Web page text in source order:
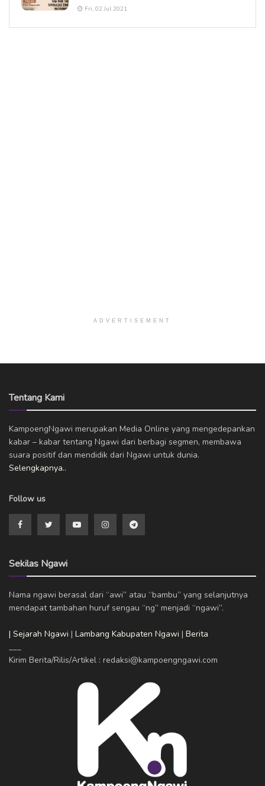
Fri, 02 Jul 2021
ADVERTISEMENT
Tentang Kami
KampoengNgawi merupakan Media Online yang mengedepankan
kabar – kabar tentang Ngawi dari berbagi segmen, membawa
suara positif dan mendidik dari Ngawi untuk dunia.
Selengkapnya..
Follow us
Sekilas Ngawi
Nama ngawi berasal dari “awi” atau “bambu” yang selanjutnya
mendapat tambahan huruf sengau “ng” menjadi “ngawi”.
| Sejarah Ngawi | Lambang Kabupaten Ngawi | Berita
___
Kirim Berita/Rilis/Artikel : redaksi@kampoengngawi.com